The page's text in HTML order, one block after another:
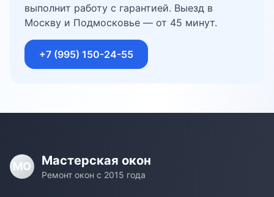
выполнит работу с гарантией. Выезд в
Москву и Подмосковье — от 45 минут.
+7 (995) 150-24-55
МО Мастерская окон
Ремонт окон с 2015 года